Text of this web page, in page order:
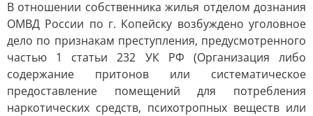
В отношении собственника жилья отделом дознания
ОМВД России по г. Копейску возбуждено уголовное
дело по признакам преступления, предусмотренного
частью 1 статьи 232 УК РФ (Организация либо
содержание притонов или систематическое
предоставление помещений для потребления
наркотических средств, психотропных веществ или